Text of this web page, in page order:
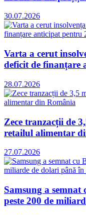
30.07.2026
Varta a cerut
deficit de finanțare
28.07.2026
Zece tranzacții de
retailul alimentar
27.07.2026
Samsung a
peste 200 de